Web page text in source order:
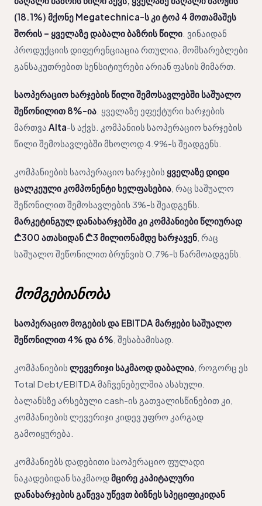
(18.1%) მქონე Megatechnica-ს კი ტოპ 4 მოთამაშეს
შორის – ყველაზე დაბალი ბაზრის წილი . ვინაიდან
პროდუქციის დიფერენციაცია რთულია, მომხარებლები
განსაკუთრებით სენსიტიურები არიან ფასის მიმართ.
საოპერაციო ხარჯების წილი შემოსავლებში საშუალო
შეწონილით 8%-ია . ყველაზე ეფექტური ხარჯების
მართვა Alta-ს აქვს. კომპანიის საოპერაციო ხარჯების
წილი შემოსავლებში მხოლოდ 4.9%-ს შეადგენს.
კომპანიების საოპერაციო ხარჯების ყველაზე დიდი
ცალკეული კომპონენტი ხელფასებია , რაც საშუალო
შეწონილით შემოსავლების 3%-ს შეადგენს.
მარკეტინგულ დანახარჯებში კი კომპანიები წლიურად
₾300 ათასიდან ₾3 მილიონამდე ხარჯავენ , რაც
საშუალო შეწონილით ბრუნვის 0.7%-ს წარმოადგენს.
მომგებიანობა
საოპერაციო მოგების და EBITDA მარჟები საშუალო
შეწონილით 4% და 6% , შესაბამისად.
კომპანიების ლევერიჯი საკმაოდ დაბალია , როგორც ეს
Total Debt/EBITDA მაჩვენებელშია ასახული.
ბალანსზე არსებული cash-ის გათვალისწინებით კი,
კომპანიების ლევერიჯი კიდევ უფრო კარგად
გამოიყურება.
კომპანიებს დადებითი საოპერაციო ფულადი
ნაკადებიდან საკმაოდმცირე კაპიტალური
დანახარჯების გაწევა უწევთ ბიზნეს სპეციფიკიდან